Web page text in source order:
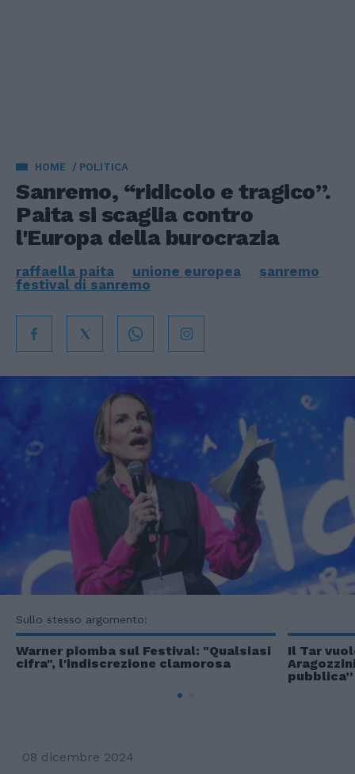
HOME POLITICA
Sanremo, “ridicolo e tragico”.
Paita si scaglia contro
l'Europa della burocrazia
raffaella paita unione europea
sanremo
festival di sanremo
Sullo stesso argomento:
Warner piomba sul Festival: "Qualsiasi
cifra", l'indiscrezione clamorosa
Il Tar
pubblica”
08 dicembre 2024